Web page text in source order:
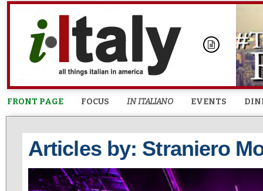
FRONT PAGE FOCUS IN ITALIANO EVENTS
Articles by: Straniero